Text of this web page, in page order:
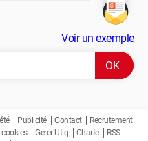
Voir un exemple
Publicité Contact
Recrutement
cookies Gérer Utiq Charte
RSS